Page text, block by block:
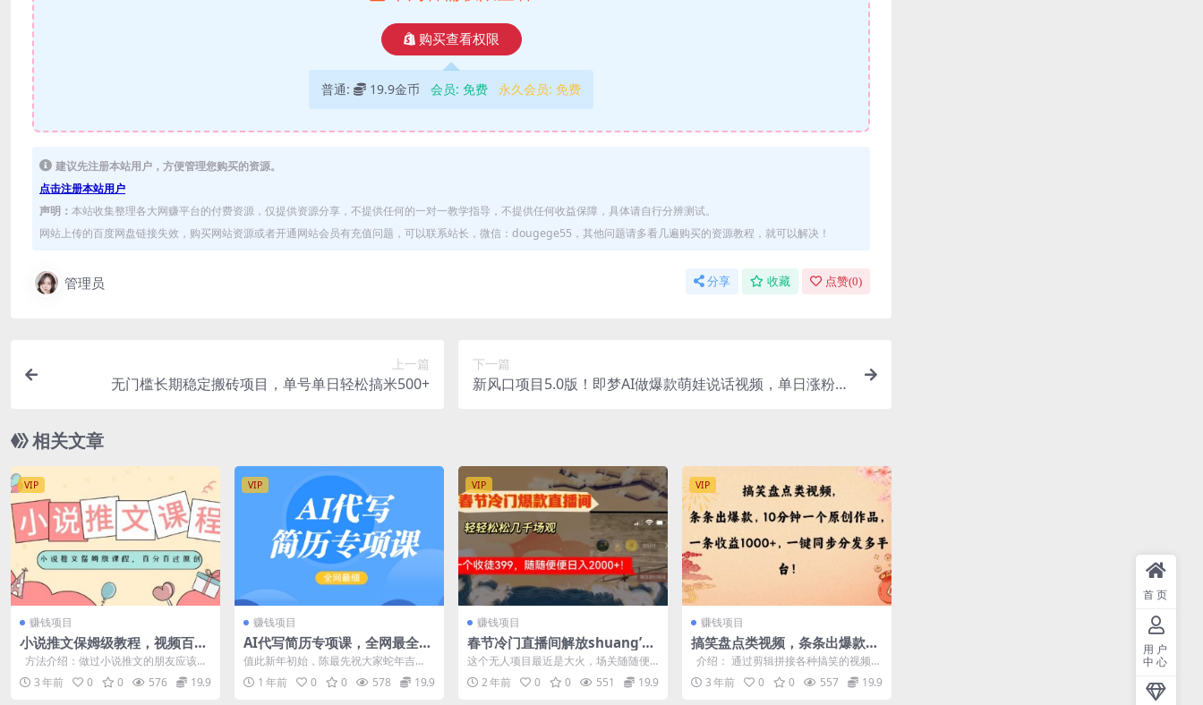
购买查看权限
普通: 19.9金币 会员: 免费 永久会员: 免费
建议先注册本站用户，方便管理您购买的资源。
点击注册本站用户
声明： 本站收集整理各大网赚平台的付费资源，仅提供资源分享，不提供任何的一对一教学指导，不提供任何收益保障，具体请自行分辨测试。
网站上传的百度网盘链接失效，购买网站资源或者开通网站会员有充值问题，可以联系站长，微信：dougege55，其他问题请多看几遍购买的资源教程，就可以解决！
管理员 分享 收藏 点赞(0)
上一篇
无门槛长期稳定搬砖项目，单号单日轻松搞米500+
下一篇
新风口项目5.0版！即梦AI做爆款萌娃说话视频，单日涨粉2
相关文章
VIP
赚钱项目
小说推文保姆级教程，视频百分
百过原创
方法介绍：做过小说推文的朋友应该都
知道，现在这个项目特别卷，导致做...
3 年前 0 0 576 19.9
VIP
赚钱项目
AI代写简历专项课，全网最全面
的最简单的简历修改教程，一单
15-50元，首月盈利5000+
值此新年初始，陈最先祝大家蛇年吉
祥，身体健康，巳巳如意，年富一年! 去
年7月初开...
1 年前 0 0 578 19.9
VIP
赚钱项目
春节冷门直播间解放shuang’s
打造，场观随便几千人在线，收
一个徒399，轻轻松松几千场观
这个无人项目最近是大火，场关随随便
便能几千人同时在线，正所谓流量就是
钱，别人看你...
2 年前 0 0 551 19.9
VIP
赚钱项目
搞笑盘点类视频，条条出爆款，
10分钟一个原创作品，一条收益
1000+，一键同步分发多平台
介绍： 通过剪辑拼接各种搞笑的视频，
生成一分钟以上的符合中视频计划...
3 年前 0 0 557 19.9
首页
用户
中心